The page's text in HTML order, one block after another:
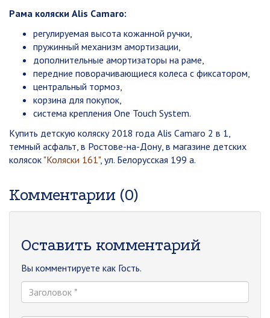
Рама коляски Alis Camaro:
регулируемая высота кожанной ручки,
пружинный механизм амортизации,
дополнительные амортизаторы на раме,
передние поворачивающиеся колеса с фиксатором,
центральный тормоз,
корзина для покупок,
система крепления One Touch System.
Купить детскую коляску 2018 года Alis Camaro 2 в 1,
темный асфальт, в Ростове-на-Дону, в магазине детских
колясок "Коляски 161", ул. Белорусская 199 а.
Комментарии (0)
Оставить комментарий
Вы комментируете как Гость.